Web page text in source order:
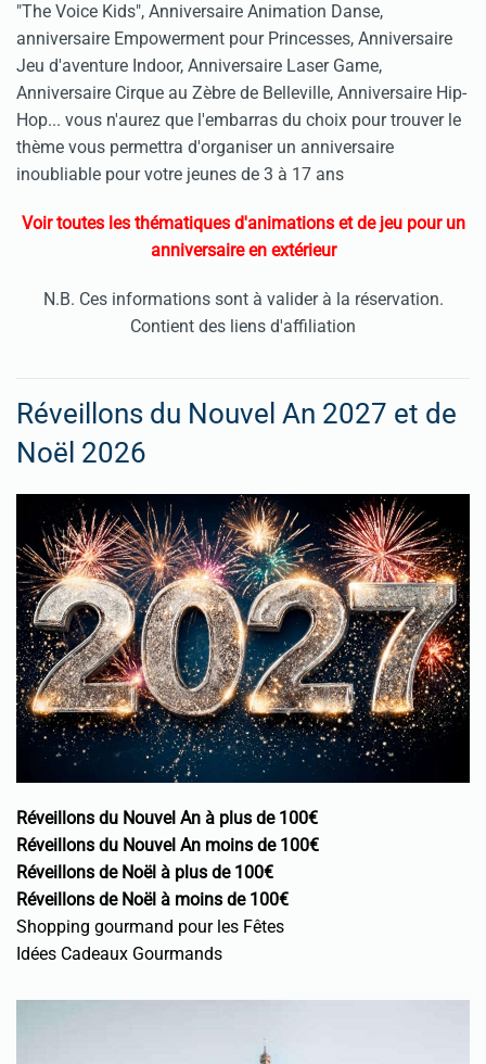
"The Voice Kids", Anniversaire Animation Danse,
anniversaire Empowerment pour Princesses, Anniversaire
Jeu d'aventure Indoor, Anniversaire Laser Game,
Anniversaire Cirque au Zèbre de Belleville, Anniversaire Hip-
Hop... vous n'aurez que l'embarras du choix pour trouver le
thème vous permettra d'organiser un anniversaire
inoubliable pour votre jeunes de 3 à 17 ans
Voir toutes les thématiques d'animations et de jeu pour un
anniversaire en extérieur
N.B. Ces informations sont à valider à la réservation.
Contient des liens d'affiliation
Réveillons du Nouvel An 2027 et de
Noël 2026
Réveillons du Nouvel An à plus de 100€
Réveillons du Nouvel An moins de 100€
Réveillons de Noël à plus de 100€
Réveillons de Noël à moins de 100€
Shopping gourmand pour les Fêtes
Idées Cadeaux Gourmands